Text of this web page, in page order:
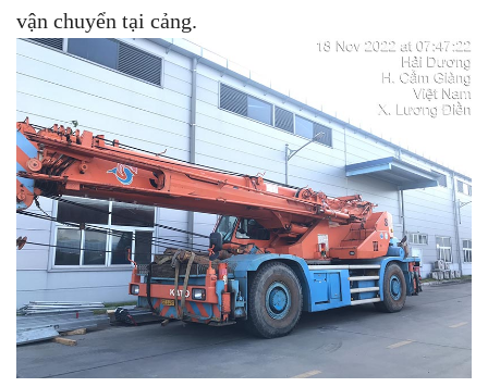
vận chuyển tại cảng.